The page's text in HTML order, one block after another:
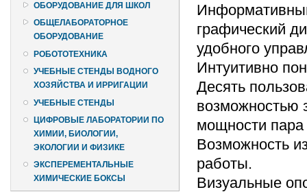
ОБОРУДОВАНИЕ ДЛЯ ШКОЛ
ОБЩЕЛАБОРАТОРНОЕ
ОБОРУДОВАНИЕ
РОБОТОТЕХНИКА
УЧЕБНЫЕ СТЕНДЫ ВОДНОГО
ХОЗЯЙСТВА И ИРРИГАЦИИ
УЧЕБНЫЕ СТЕНДЫ
ЦИФРОВЫЕ ЛАБОРАТОРИИ ПО
ХИМИИ, БИОЛОГИИ,
ЭКОЛОГИИ И ФИЗИКЕ
ЭКСПЕРЕМЕНТАЛЬНЫЕ
ХИМИЧЕСКИЕ БОКСЫ
графический
удобного
Интуитивно
Десять
возможностью
мощности
Возможность
работы.
Визуальные